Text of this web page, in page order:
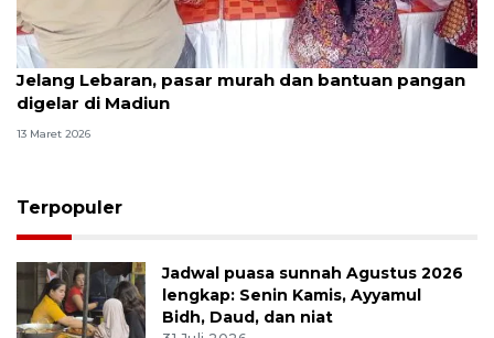
Jelang Lebaran, pasar murah dan bantuan pangan
digelar di Madiun
13 Maret 2026
Terpopuler
Jadwal puasa sunnah Agustus 2026
lengkap: Senin Kamis, Ayyamul
Bidh, Daud, dan niat